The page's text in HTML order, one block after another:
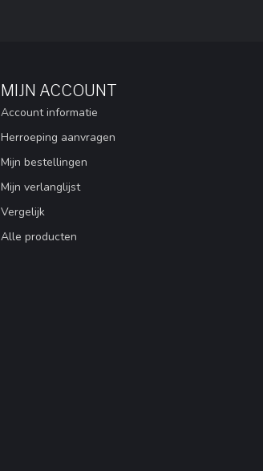
MIJN ACCOUNT
Account informatie
Herroeping aanvragen
Mijn bestellingen
Mijn verlanglijst
Vergelijk
Alle producten